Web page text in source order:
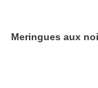
Meringues aux